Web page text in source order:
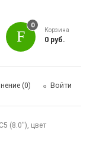
0
Корзина
0 руб.
(0) Войти
(8.0"), цвет